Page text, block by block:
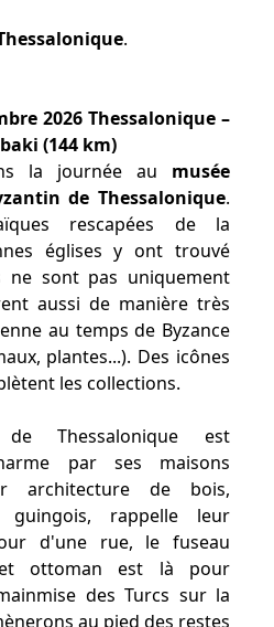
.
2026 Thessalonique –
(144 km)
la journée au musée
de Thessalonique.
rescapées de la
églises y ont trouvé
ne sont pas uniquement
aussi de manière très
au temps de Byzance
plantes...). Des icônes
les collections.
Thessalonique est
par ses maisons
architecture de bois,
rappelle leur
d'une rue, le fuseau
ottoman est là pour
des Turcs sur la
au pied des restes